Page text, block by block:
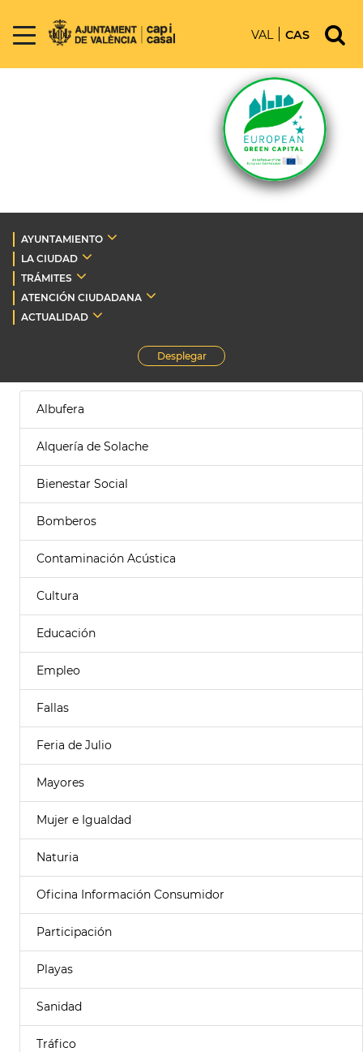
VAL CAS
AYUNTAMIENTO
LA CIUDAD
TRÁMITES
ATENCIÓN CIUDADANA
ACTUALIDAD
Desplegar
Albufera
Alquería de Solache
Bienestar Social
Bomberos
Contaminación Acústica
Cultura
Educación
Empleo
Fallas
Feria de Julio
Mayores
Mujer e Igualdad
Naturia
Oficina Información Consumidor
Participación
Playas
Sanidad
Tráfico